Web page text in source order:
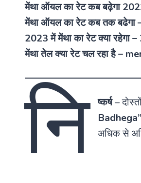
मेंथा ऑयल का रेट कब बढ़ेगा
मेंथा ऑयल का रेट कब तक
2023 में मेंथा का रेट क्या
मेंथा तेल क्या रेट चल रहा है –
नि ष्कर्ष–
Badhega”
अधिक से